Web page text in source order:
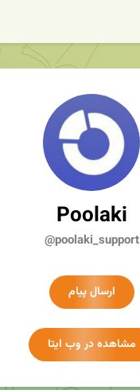
Poolaki
@poolaki_support
ارسال پیام
مشاهده در وب ایتا